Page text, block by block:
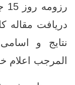
دریافت
المرجب اعلام